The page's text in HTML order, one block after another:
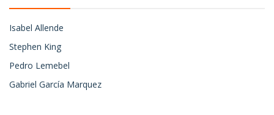
Isabel Allende
Stephen King
Pedro Lemebel
Gabriel García Marquez